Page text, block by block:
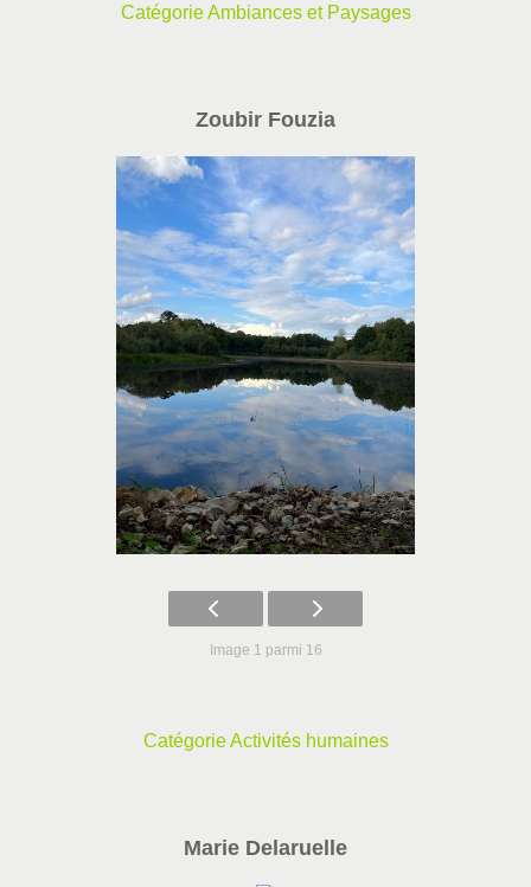
Catégorie Ambiances et Paysages
Zoubir Fouzia
Image 1 parmi 16
Catégorie Activités humaines
Marie Delaruelle